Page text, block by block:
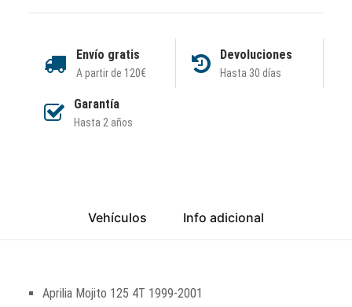
Envío gratis
A partir de 120€
Devoluciones
Hasta 30 días
Garantía
Hasta 2 años
Vehículos Info adicional
Aprilia Mojito 125 4T 1999-2001